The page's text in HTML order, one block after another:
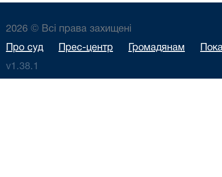
2026 © Всі права захищені
Про суд Прес-центр Громадянам
v1.38.1